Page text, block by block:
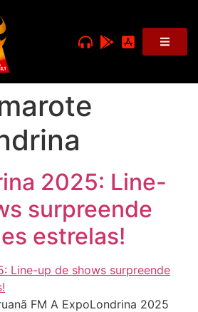
2025: Line-
surpreende
estrelas!
FM A ExpoLondrina 2025